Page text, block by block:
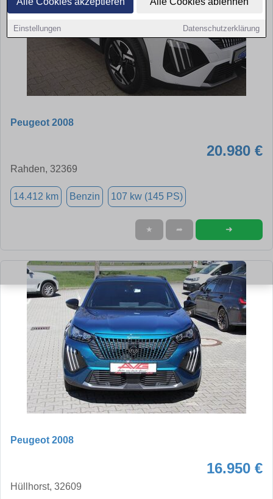
Einstellungen Datenschutzerklärung
Peugeot 2008
20.980 €
Rahden, 32369
14.412 km Benzin 107 kw (145 PS)
★ ➦ ➜
Peugeot 2008
16.950 €
Hüllhorst, 32609